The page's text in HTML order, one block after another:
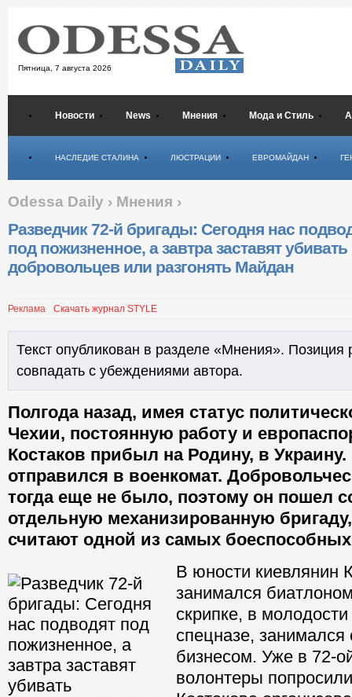
Пятница, 7 августа 2026
Новости News Мнения Мода и Стиль
НАСЛЕДИЕ СТАЛИНА ЛЮСТРАЦИИ ЕВРОМАЙДАН
Odessa Daily › Мнения ›
Разведчик 72-й бригады: Сегодня нас
под пожизненное, а завтра заставят убивать
добровольцев или разгонять Майдан
Реклама Скачать журнал STYLE
Текст опубликован в разделе «Мнения». Позиция
совпадать с убеждениями автора.
Полгода назад, имея статус
Чехии, постоянную работу и
Костаков прибыл на Родину, в Украину.
отправился в военкомат.
тогда еще не было, поэтому он пошел
отдельную механизированную
считают одной из самых
В юности киевлянин
занимался
скрипке, в
спецназе,
бизнесом. Уже в 72-
волонтеры